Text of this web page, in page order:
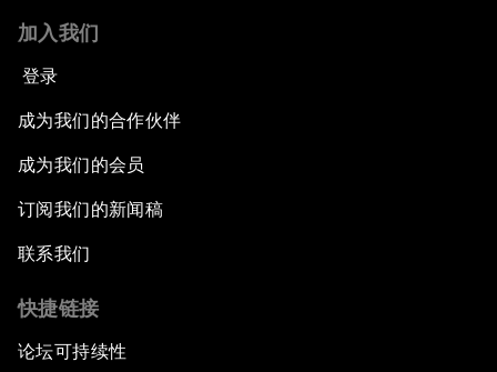
加入我们
登录
成为我们的合作伙伴
成为我们的会员
订阅我们的新闻稿
联系我们
快捷链接
论坛可持续性